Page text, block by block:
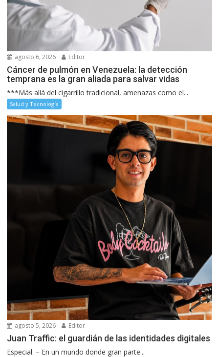
agosto 6, 2026 Editor
Cáncer de pulmón en Venezuela: la detección
temprana es la gran aliada para salvar vidas
***Más allá del cigarrillo tradicional, amenazas como el...
Salud y Tecnología
agosto 5, 2026 Editor
Juan Traffic: el guardián de las identidades digitales
Especial. – En un mundo donde gran parte...